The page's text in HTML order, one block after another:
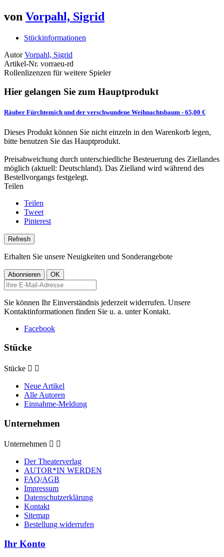
von Vorpahl, Sigrid
Stückinformationen
Autor Vorpahl, Sigrid
Artikel-Nr. vorraeu-rd
Rollenlizenzen für weitere Spieler
Hier gelangen Sie zum Hauptprodukt
Räuber Fürchtemich und der verschwundene Weihnachtsbaum - 65,00 €
Dieses Produkt können Sie nicht einzeln in den Warenkorb legen,
bitte benutzen Sie das Hauptprodukt.
Preisabweichung durch unterschiedliche Besteuerung des Ziellandes
möglich (aktuell: Deutschland). Das Zielland wird während des
Bestellvorgangs festgelegt.
Teilen
Teilen
Tweet
Pinterest
Erhalten Sie unsere Neuigkeiten und Sonderangebote
Sie können Ihr Einverständnis jederzeit widerrufen. Unsere
Kontaktinformationen finden Sie u. a. unter Kontakt.
Facebook
Stücke
Stücke  
Neue Artikel
Alle Autoren
Einnahme-Meldung
Unternehmen
Unternehmen  
Der Theaterverlag
AUTOR*IN WERDEN
FAQ/AGB
Impressum
Datenschutzerklärung
Kontakt
Sitemap
Bestellung widerrufen
Ihr Konto